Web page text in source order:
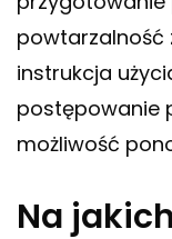
powtarzalność
instrukcja
postępowanie
możliwość
Na